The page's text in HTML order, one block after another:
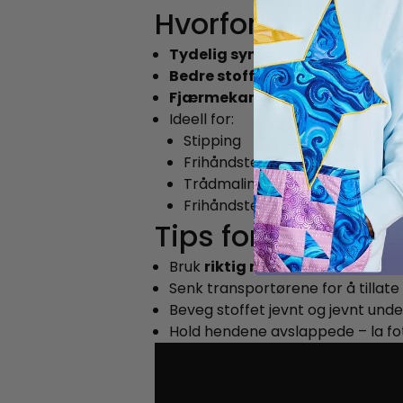
Hvorfor bruke
Tydelig synlighetfor å følge
Bedre stoffkontrollunder
Fjærmekanismenholder
Ideell for:
Stipping
Frihåndsteknikk quilting
Trådmaling
Frihåndsteknikk embroidery
Tips for best
Bruk riktig nålfor trådtypen din
Senk transportørene for å tillate
Beveg stoffet jevnt og jevnt
Hold hendene avslappede – la